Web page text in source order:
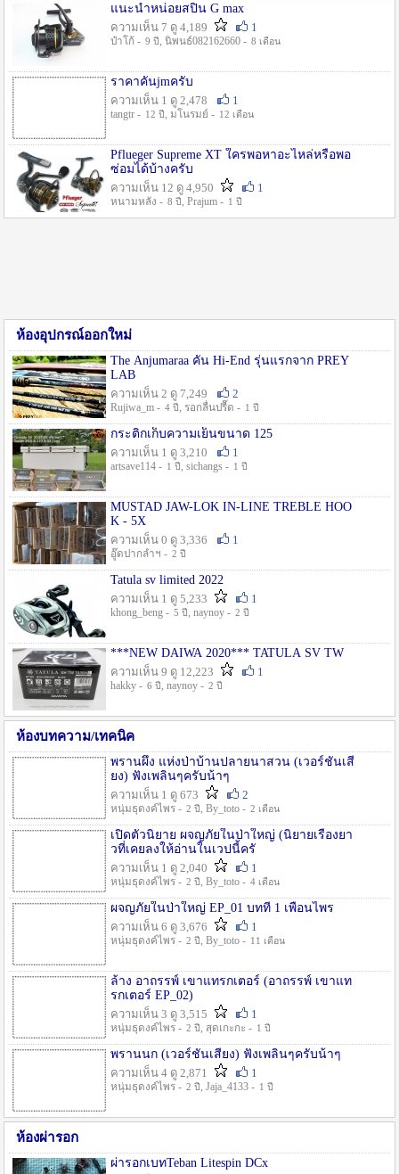
แนะนำหน่อยสปิน G max
ความเห็น 7 ดู 4,189
1
ป๋าโก้ - 9 ปี , นิพนธ์082162660 - 8 เดือน
ราคาคันjmครับ
ความเห็น 1 ดู 2,478
1
tangtr - 12 ปี , มโนรมย์ - 12 เดือน
Pflueger Supreme XT ใครพอหาอะไหล่หรือพอ
ซ่อมได้บ้างครับ
ความเห็น 12 ดู 4,950
1
หนามหลัง - 8 ปี , Prajum - 1 ปี
ห้องอุปกรณ์ออกใหม่
The Anjumaraa คัน Hi-End รุ่นแรกจาก PREY
LAB
ความเห็น 2 ดู 7,249
2
Rujiwa_m - 4 ปี , รอกลื่นปรื๊ด - 1 ปี
กระติกเก็บความเย็นขนาด 125
ความเห็น 1 ดู 3,210
1
artsave114 - 1 ปี , sichangs - 1 ปี
MUSTAD JAW-LOK IN-LINE TREBLE HOO
K - 5X
ความเห็น 0 ดู 3,336
1
อู๊ดปากลำฯ - 2 ปี
Tatula sv limited 2022
ความเห็น 1 ดู 5,233
1
khong_beng - 5 ปี , naynoy - 2 ปี
***NEW DAIWA 2020*** TATULA SV TW
ความเห็น 9 ดู 12,223
1
hakky - 6 ปี , naynoy - 2 ปี
ห้องบทความ/เทคนิค
พรานผึ้ง แห่งป่าบ้านปลายนาสวน (เวอร์ชั่นเสี
ยง) ฟังเพลินๆครับน้าๆ
ความเห็น 1 ดู 673
2
หนุ่มธุดงค์ไพร - 2 ปี , By_toto - 2 เดือน
เปิดตัวนิยาย ผจญภัยในป่าใหญ่ (นิยายเรื่องยา
วที่เคยลงให้อ่านในเวปนี้ครั
ความเห็น 1 ดู 2,040
1
หนุ่มธุดงค์ไพร - 2 ปี , By_toto - 4 เดือน
ผจญภัยในป่าใหญ่ EP_01 บทที่ 1 เพื่อนไพร
ความเห็น 6 ดู 3,676
1
หนุ่มธุดงค์ไพร - 2 ปี , By_toto - 11 เดือน
ล้าง อาถรรพ์ เขาแทรกเตอร์ (อาถรรพ์ เขาแท
รกเตอร์ EP_02)
ความเห็น 3 ดู 3,515
1
หนุ่มธุดงค์ไพร - 2 ปี , สุดเกะกะ - 1 ปี
พรานนก (เวอร์ชั่นเสียง) ฟังเพลินๆครับน้าๆ
ความเห็น 4 ดู 2,871
1
หนุ่มธุดงค์ไพร - 2 ปี , Jaja_4133 - 1 ปี
ห้องผ่ารอก
ผ่ารอกเบทTeban Litespin DCx